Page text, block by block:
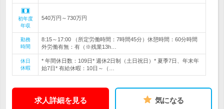
初年度
年収
540万円～730万円
勤務
時間
8:15～17:00 （所定労働時間：7時間45分）休憩時間：60分時間
外労働有無：有（※残業13h…
休日
休暇
* 年間休日数：109日* 週休2日制（土日祝日）* 夏季7日、年末年
始7日* 有給休暇：10日～（…
求人詳細を見る 気になる